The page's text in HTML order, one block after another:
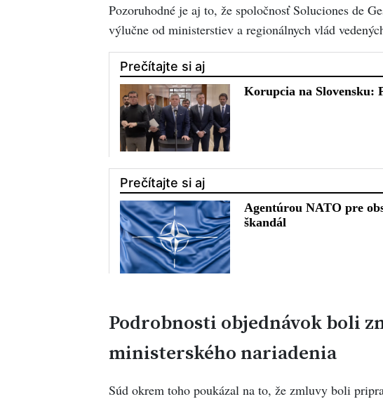
Pozoruhodné je aj to, že spoločnosť Soluciones de
výlučne od ministerstiev a regionálnych vlád
Podrobnosti objednávok boli
ministerského nariadenia
Súd okrem toho poukázal na to, že zmluvy boli